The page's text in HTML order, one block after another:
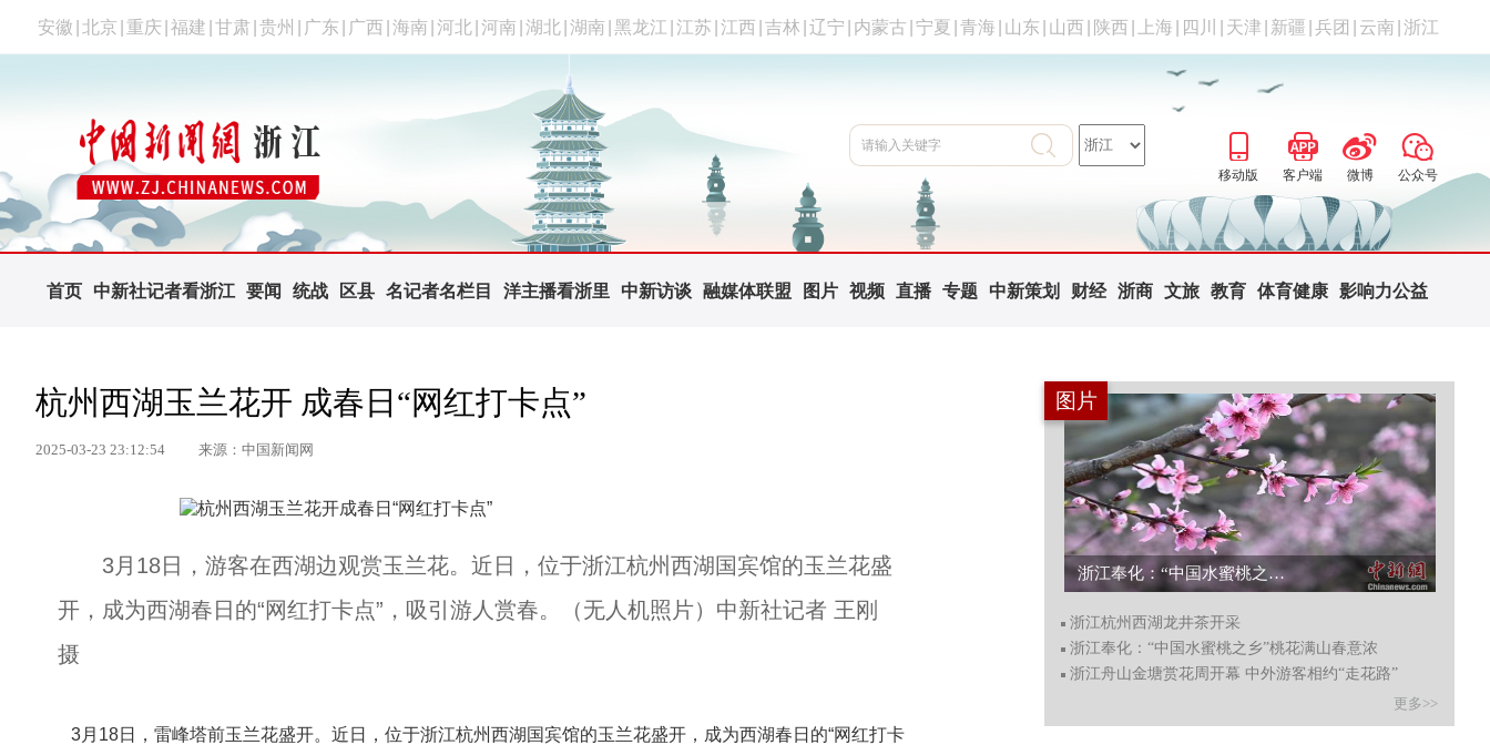
安徽 北京 重庆 福建 甘肃 贵州 广东 广西 海南 河北 河南 湖北 湖南 黑龙江 江苏 江西 吉林 辽宁 内蒙古 宁夏 青海 山东 山西 陕西 上海 四川 天津 新疆 兵团 云南 浙江
移动版 客户端 微博 公众号
首页 中新社记者看浙江 要闻 统战 区县 名记者名栏目 洋主播看浙里 中新访谈 融媒体联盟 图片 视频 直播 专题 中新策划 财经 浙商 文旅 教育 体育健康 影响力公益
杭州西湖玉兰花开 成春日“网红打卡点”
2025-03-23 23:12:54 来源：中国新闻网
3月18日，游客在西湖边观赏玉兰花。近日，位于浙江杭州西湖国宾馆的玉兰花盛
开，成为西湖春日的“网红打卡点”，吸引游人赏春。（无人机照片）中新社记者 王刚
摄
3月18日，雷峰塔前玉兰花盛开。近日，位于浙江杭州西湖国宾馆的玉兰花盛开，成为西湖春日的“网红打卡
图片
浙江杭州西湖龙井茶开采... 浙江奉化：“中国水蜜桃之乡”桃花满山春意浓...
浙江杭州西湖龙井茶开采
浙江奉化：“中国水蜜桃之乡”桃花满山春意浓
浙江舟山金塘赏花周开幕 中外游客相约“走花路”
更多>>